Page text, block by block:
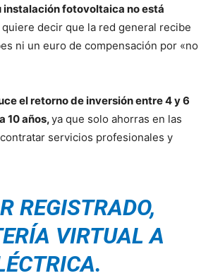
instalación fotovoltaica no está
decir que la red general recibe
ni un euro de compensación por «no
el retorno de inversión entre 4 y 6
10 años,ya que solo ahorras en las
servicios profesionales y
REGISTRADO,
VIRTUAL A